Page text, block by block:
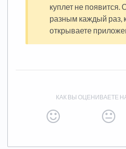
куплет не появится.
разным каждый раз,
открываете
КАК ВЫ ОЦЕНИВАЕТЕ